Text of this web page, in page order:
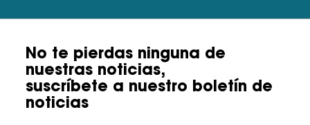
No te pierdas ninguna de
nuestras noticias,
suscríbete a nuestro boletín de
noticias